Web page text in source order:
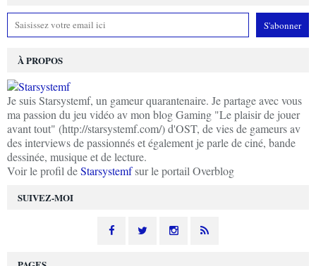
SUIVEZ-MOI
À PROPOS
Je suis Starsystemf, un gameur quarantenaire. Je partage avec vous
ma passion du jeu vidéo av mon blog Gaming "Le plaisir de jouer
avant tout" (http://starsystemf.com/) d'OST, de vies de gameurs av
des interviews de passionnés et également je parle de ciné, bande
dessinée, musique et de lecture.
Voir le profil deStarsystemfsur le portail Overblog